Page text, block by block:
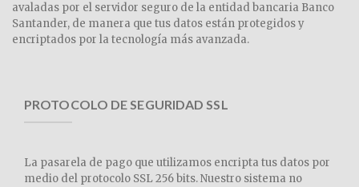
avaladas por el servidor seguro de la entidad bancaria Banco
Santander, de manera que tus datos están protegidos y
encriptados por la tecnología más avanzada.
PROTOCOLO DE SEGURIDAD SSL
La pasarela de pago que utilizamos encripta tus datos por
medio del protocolo SSL 256 bits. Nuestro sistema no